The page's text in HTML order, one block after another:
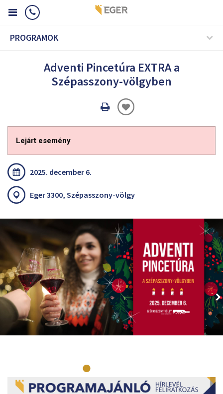
PROGRAMOK
Adventi Pincetúra EXTRA a
Szépasszony-völgyben
Oldal
Lejárt esemény
2025. december 6.
Eger 3300, Szépasszony-völgy